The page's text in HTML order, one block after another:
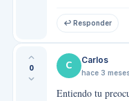
↩ Responder
0 C Carlos
hace 3
Entiendo tu